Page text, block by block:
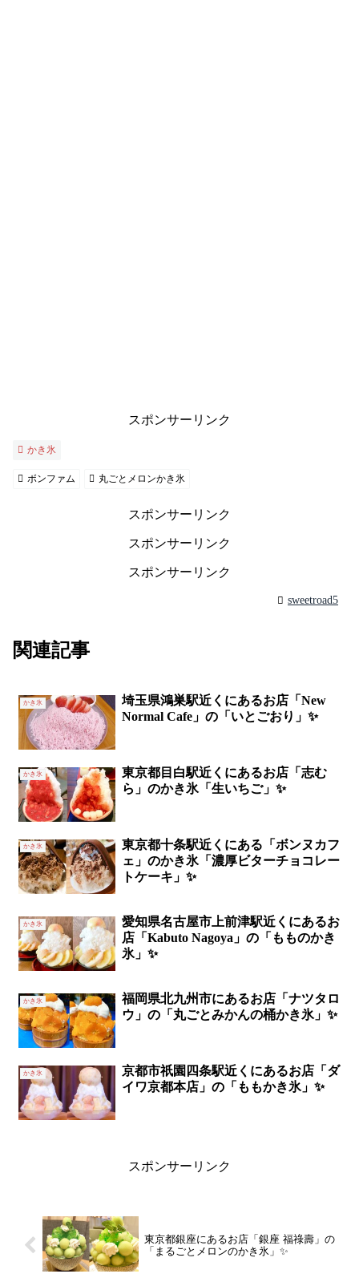
スポンサーリンク
かき氷
ボンファム 丸ごとメロンかき氷
スポンサーリンク
スポンサーリンク
スポンサーリンク
sweetroad5
関連記事
かき氷
埼玉県鴻巣駅近くにあるお店「New
Normal Cafe」の「いとごおり」✨
かき氷
東京都目白駅近くにあるお店「志む
ら」のかき氷「生いちご」✨
かき氷
東京都十条駅近くにある「ボンヌカフ
ェ」のかき氷「濃厚ビターチョコレー
トケーキ」✨
かき氷
愛知県名古屋市上前津駅近くにあるお
店「Kabuto Nagoya」の「もものかき
氷」✨
かき氷
福岡県北九州市にあるお店「ナツタロ
ウ」の「丸ごとみかんの桶かき氷」✨
かき氷
京都市祇園四条駅近くにあるお店「ダ
イワ京都本店」の「ももかき氷」✨
スポンサーリンク
東京都銀座にあるお店「銀座 福祿壽」の
「まるごとメロンのかき氷」✨